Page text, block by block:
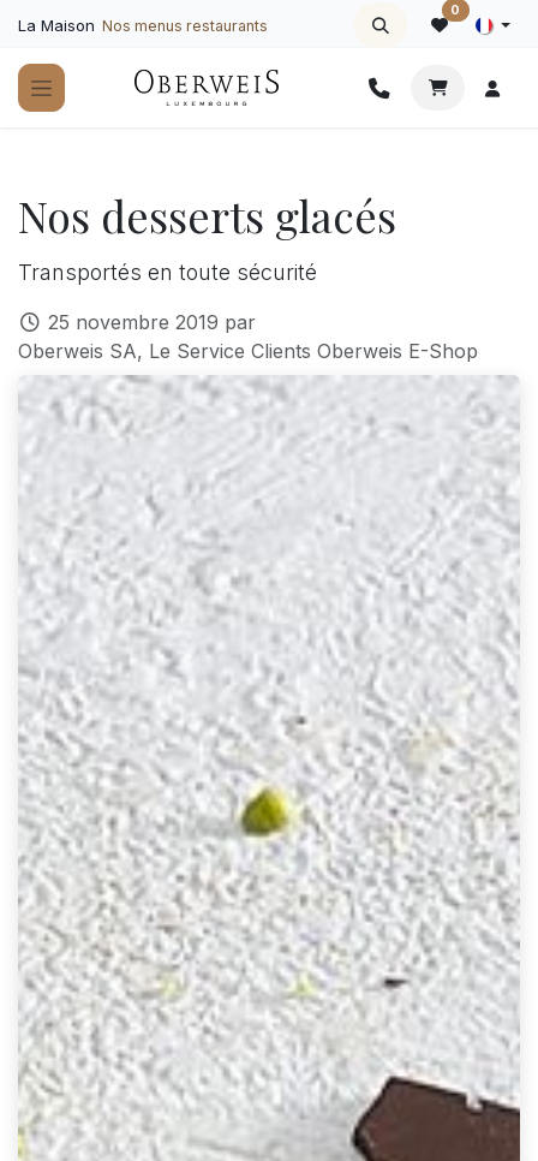
La Maison Nos menus restaurants
0
Nos desserts glacés
Transportés en toute sécurité
25 novembre 2019 par
Oberweis SA, Le Service Clients Oberweis E-Shop